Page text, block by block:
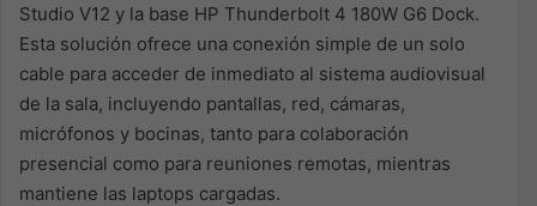
Studio V12 y la base HP Thunderbolt 4 180W G6 Dock.
Esta solución ofrece una conexión simple de un solo
cable para acceder de inmediato al sistema audiovisual
de la sala, incluyendo pantallas, red, cámaras,
micrófonos y bocinas, tanto para colaboración
presencial como para reuniones remotas, mientras
mantiene las laptops cargadas.